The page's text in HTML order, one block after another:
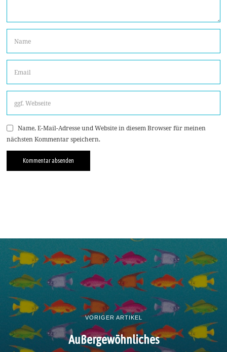
Name, E-Mail-Adresse und Website in diesem Browser für meinen
nächsten Kommentar speichern.
VORIGER ARTIKEL
Außergewöhnliches